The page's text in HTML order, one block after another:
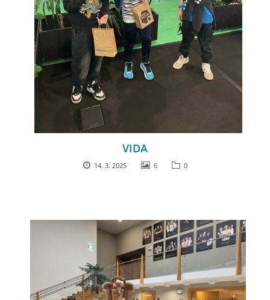
VIDA
14. 3. 2025 6 0